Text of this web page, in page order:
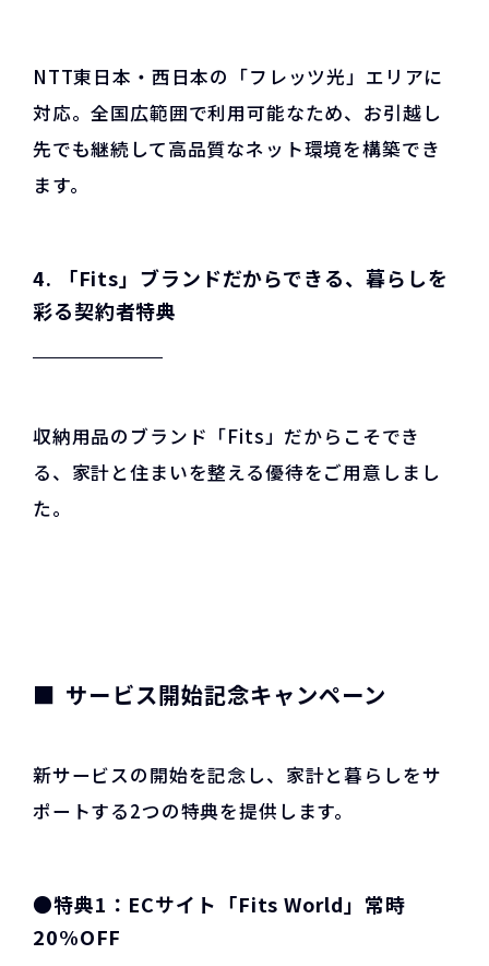
NTT東日本・西日本の「フレッツ光」エリアに
対応。全国広範囲で利用可能なため、お引越し
先でも継続して高品質なネット環境を構築でき
ます。
4. 「Fits」ブランドだからできる、暮らしを
彩る契約者特典
収納用品のブランド「Fits」だからこそでき
る、家計と住まいを整える優待をご用意しまし
た。
サービス開始記念キャンペーン
新サービスの開始を記念し、家計と暮らしをサ
ポートする2つの特典を提供します。
●特典1：ECサイト「Fits World」常時
20%OFF